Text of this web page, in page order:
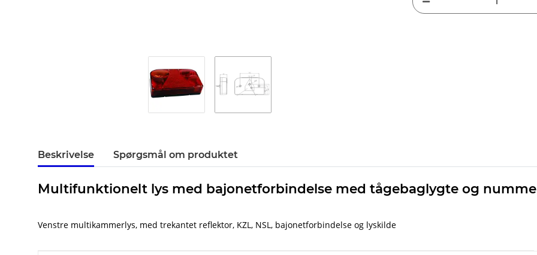
Beskrivelse Spørgsmål om produktet
Multifunktionelt lys med bajonetforbindelse med tågebaglygte og
Venstre multikammerlys, med trekantet reflektor, KZL, NSL, bajonetforbindelse og lyskilde